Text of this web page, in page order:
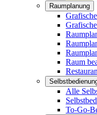
Raumplanung
Raum
Alle
To-Go-